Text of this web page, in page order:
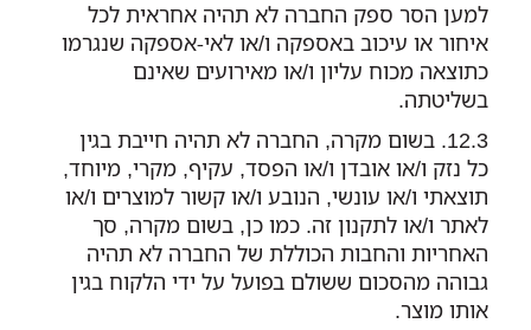
למען הסר ספק החברה לא תהיה אחראית לכל
איחור או עיכוב באספקה ו/או לאי-אספקה שנגרמו
כתוצאה מכוח עליון ו/או מאירועים שאינם
בשליטתה.
בשום מקרה, החברה לא תהיה חייבת בגין
כל נזק ו/או אובדן ו/או הפסד, עקיף, מקרי, מיוחד,
תוצאתי ו/או עונשי, הנובע ו/או קשור למוצרים ו/או
לאתר ו/או לתקנון זה. כמו כן, בשום מקרה, סך
האחריות והחבות הכוללת של החברה לא תהיה
גבוהה מהסכום ששולם בפועל על ידי הלקוח בגין
אותו מוצר.